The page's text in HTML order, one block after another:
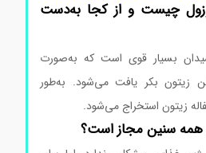
چیست و از کجا به‌دست
بسیار قوی است که به‌صورت
بکر یافت می‌شود. به‌طور
زیتون استخراج می‌شود.